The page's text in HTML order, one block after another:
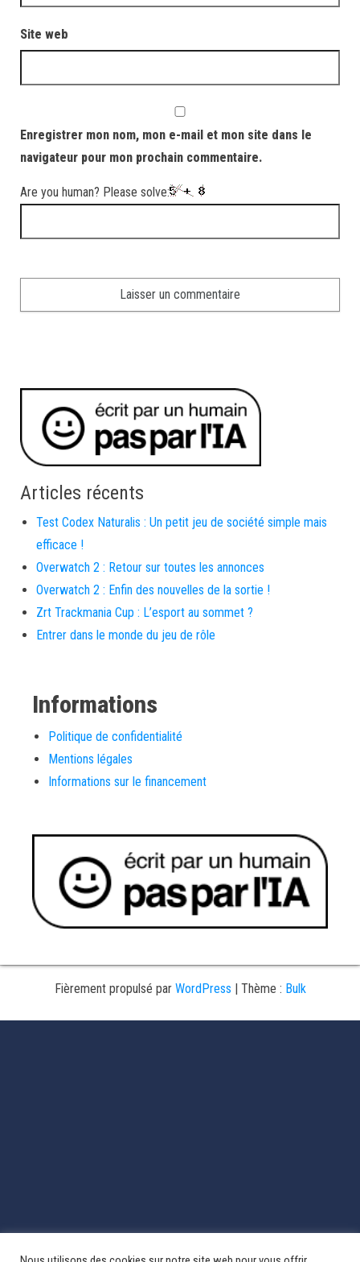
Site web
Enregistrer mon nom, mon e-mail et mon site dans le
navigateur pour mon prochain commentaire.
Are you human? Please solve:
Articles récents
Test Codex Naturalis : Un petit jeu de société simple mais
efficace !
Overwatch 2 : Retour sur toutes les annonces
Overwatch 2 : Enfin des nouvelles de la sortie !
Zrt Trackmania Cup : L’esport au sommet ?
Entrer dans le monde du jeu de rôle
Informations
Politique de confidentialité
Mentions légales
Informations sur le financement
Fièrement propulsé par WordPress Thème : Bulk